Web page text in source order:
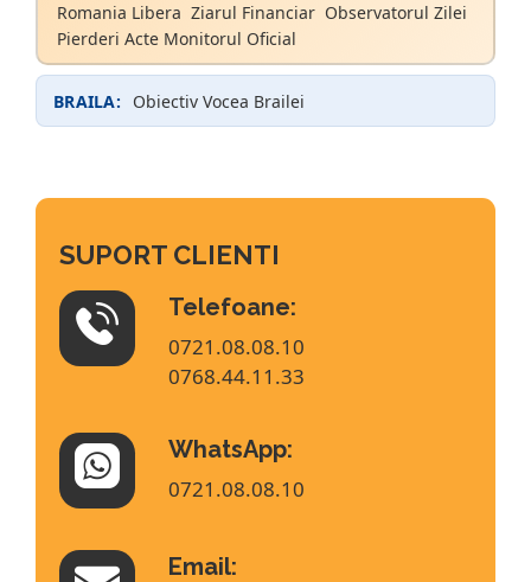
Romania Libera Ziarul Financiar Observatorul Zilei
Pierderi Acte Monitorul Oficial
BRAILA: Obiectiv Vocea Brailei
SUPORT CLIENTI
Telefoane:
0721.08.08.10
0768.44.11.33
WhatsApp:
0721.08.08.10
Email: